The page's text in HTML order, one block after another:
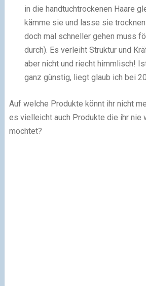
in die handtuchtrockenen Haare
kämme sie und lasse sie
doch mal schneller gehen muss
durch). Es verleiht Struktur und
aber nicht und riecht himmlisch!
ganz günstig, liegt glaub ich bei
Auf welche Produkte könnt ihr nicht
es vielleicht auch Produkte die ihr nie
möchtet?